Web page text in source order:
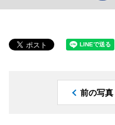
前の写真